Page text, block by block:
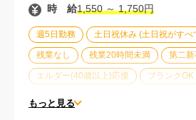
週5日勤務 土日祝休み (土日祝がす
残業なし 残業20時間未満 第二
エルダー(40歳以上)応援 ブランクOK
車通勤可能
もっと見る
時 給1,550 ～ 1,750円